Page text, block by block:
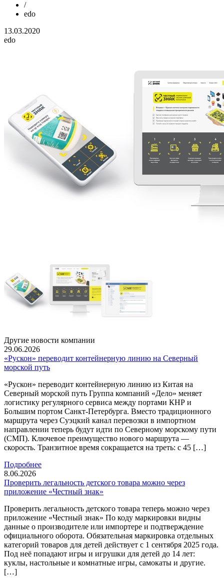
/
edo
13.03.2020
edo
Другие новости компании
29.06.2026
«Рускон» переводит контейнерную линию на Северный
морской путь
«Рускон» переводит контейнерную линию из Китая на
Северный морской путь Группа компаний «Дело» меняет
логистику регулярного сервиса между портами КНР и
Большим портом Санкт-Петербурга. Вместо традиционного
маршрута через Суэцкий канал перевозки в импортном
направлении теперь будут идти по Северному морскому пути
(СМП). Ключевое преимущество нового маршрута —
скорость. Транзитное время сокращается на треть: с 45 […]
Подробнее
8.06.2026
Проверить легальность детского товара можно через
приложение «Честный знак»
Проверить легальность детского товара теперь можно через
приложение «Честный знак» По коду маркировки видны
данные о производителе или импортере и подтверждение
официального оборота. Обязательная маркировка отдельных
категорий товаров для детей действует с 1 сентября 2025 года.
Под неё попадают игры и игрушки для детей до 14 лет:
куклы, настольные и комнатные игры, самокаты и другие.
[…]